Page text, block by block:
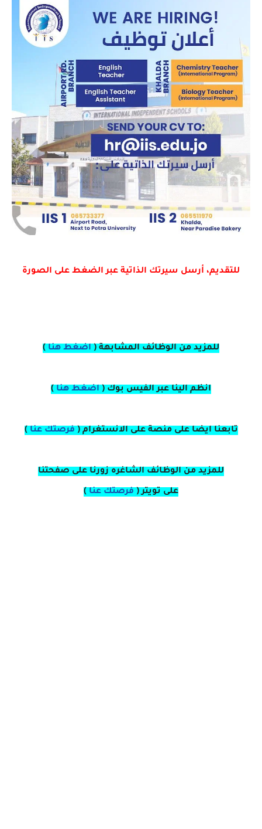
للتقديم، أرسل سيرتك الذاتية عبر الضغط على الصورة
للمزيد من الوظائف المشابهة ( اضغط هنا )
انظم الينا عبر الفيس بوك ( اضغط هنا )
تابعنا ايضا على منصة على الانستغرام ( فرصتك عنا )
للمزيد من الوظائف الشاغره زورنا على صفحتنا
على تويتر( فرصتك عنا )